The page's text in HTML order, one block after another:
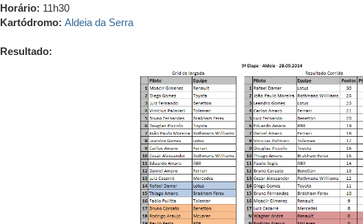
Horário: 11h30
Kartódromo: Aldeia da Serra
Resultado: